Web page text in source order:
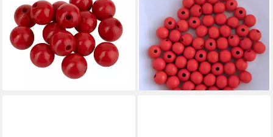
Bastelperlen ignore, Ø 15 mm
6,19 €
lieferbar - in 3-4 Werktagen bei dir
+5
Bastelperlen Holzperlen rund,
60 Stück, 10 mm, Rot
3,99 €
(0,07 €/ 1 Stk)
lieferbar - in 2-3 Werktagen bei dir
+26